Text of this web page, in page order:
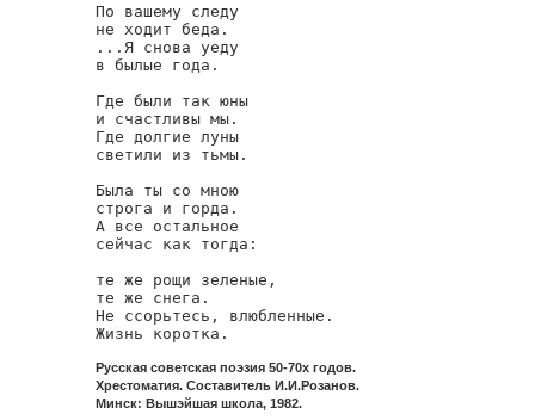
По вашему следу
не ходит беда.
...Я снова уеду
в былые года.
Где были так юны
и счастливы мы.
Где долгие луны
светили из тьмы.
Была ты со мною
строга и горда.
А все остальное
сейчас как тогда:
те же рощи зеленые,
те же снега.
Не ссорьтесь, влюбленные.
Жизнь коротка.
Русская советская поэзия 50-70х годов.
Хрестоматия. Составитель И.И.Розанов.
Минск: Вышэйшая школа, 1982.